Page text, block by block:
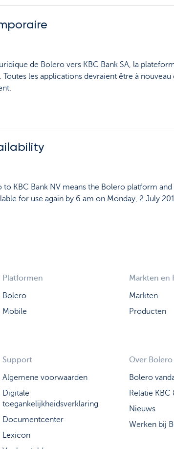
de Bolero vers KBC Bank SA, la
Toutes les applications devraient être à
KBC Bank NV means the Bolero platform
for use again by 6 am on Monday, 2 July
Platformen
Bolero
Mobile
Markten en
Markten
Producten
Support
Algemene voorwaarden
Digitale
toegankelijkheidsverklaring
Documentcenter
Lexicon
Over Bolero
Bolero
Relatie
Nieuws
Werken bij